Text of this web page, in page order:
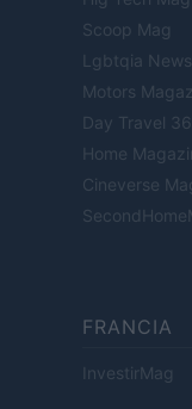
Scoop Mag
Lgbtqia News
Motors
Day Travel
Home
Cineverse
FRANCIA
InvestirMag